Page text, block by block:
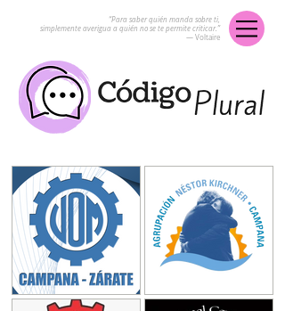
“Para saber quién manda sobre ti,
simplemente averigua a quién no se te permite criticar.”
― Voltaire